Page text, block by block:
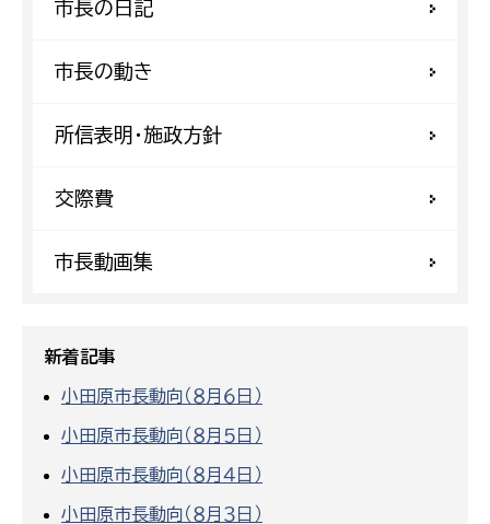
市長の日記
市長の動き
所信表明・施政方針
交際費
市長動画集
新着記事
小田原市長動向（８月６日）
小田原市長動向（８月５日）
小田原市長動向（８月４日）
小田原市長動向（８月３日）